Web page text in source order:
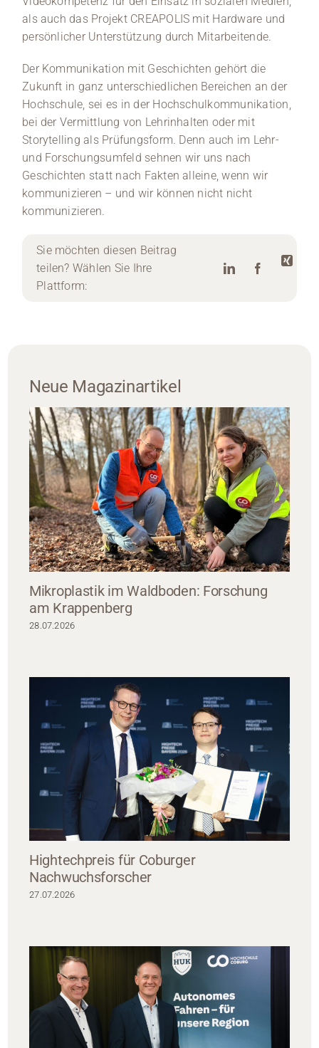
als auch das Projekt CREAPOLIS mit Hardware und
persönlicher Unterstützung durch Mitarbeitende.
Der Kommunikation mit Geschichten gehört die
Zukunft in ganz unterschiedlichen Bereichen an der
Hochschule, sei es in der Hochschulkommunikation,
bei der Vermittlung von Lehrinhalten oder mit
Storytelling als Prüfungsform. Denn auch im Lehr-
und Forschungsumfeld sehnen wir uns nach
Geschichten statt nach Fakten alleine, wenn wir
kommunizieren – und wir können nicht nicht
kommunizieren.
Sie möchten diesen Beitrag
teilen? Wählen Sie Ihre
Plattform:
Neue Magazinartikel
Mikroplastik im Waldboden: Forschung
am Krappenberg
28.07.2026
Hightechpreis für Coburger
Nachwuchsforscher
27.07.2026